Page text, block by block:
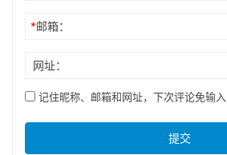
*邮箱：
网址：
记住昵称、邮箱和网址，下次评论免输入
提交